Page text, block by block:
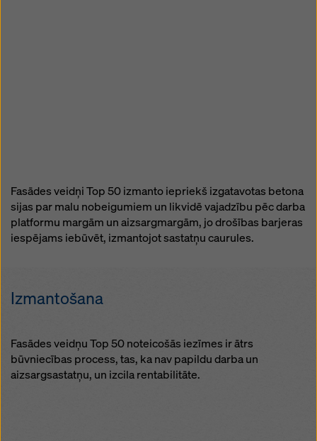
Fasādes veidņi Top 50 izmanto iepriekš izgatavotas betona
sijas par malu nobeigumiem un likvidē vajadzību pēc darba
platformu margām un aizsargmargām, jo drošības barjeras
iespējams iebūvēt, izmantojot sastatņu caurules.
Izmantošana
Fasādes veidņu Top 50 noteicošās iezīmes ir ātrs
būvniecības process, tas, ka nav papildu darba un
aizsargsastatņu, un izcila rentabilitāte.